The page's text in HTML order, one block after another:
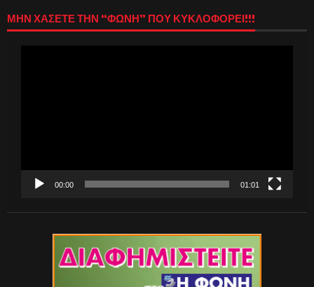
ΜΗΝ ΧΑΣΕΤΕ ΤΗΝ “ΦΩΝΗ” ΠΟΥ ΚΥΚΛΟΦΟΡΕΙ!!!
00:00 01:01